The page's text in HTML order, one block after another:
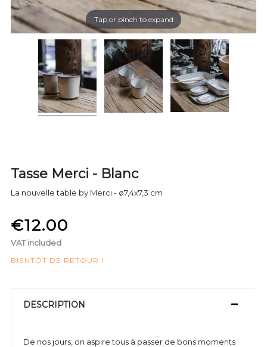
Tap or pinch to expand
Tasse Merci - Blanc
La nouvelle table by Merci - ø7,4x7,3 cm
€12.00
VAT included
BIENTÔT DE RETOUR !
DESCRIPTION
De nos jours, on aspire tous à passer de bons moments